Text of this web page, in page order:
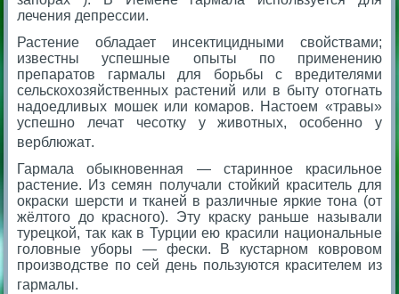
лечения депрессии.
Растение обладает инсектицидными свойствами;
известны успешные опыты по применению
препаратов гармалы для борьбы с вредителями
сельскохозяйственных растений или в быту отогнать
надоедливых мошек или комаров. Настоем «травы»
успешно лечат чесотку у животных, особенно у
верблюжат.
Гармала обыкновенная — старинное красильное
растение. Из семян получали стойкий краситель для
окраски шерсти и тканей в различные яркие тона (от
жёлтого до красного). Эту краску раньше называли
турецкой, так как в Турции ею красили национальные
головные уборы — фески. В кустарном ковровом
производстве по сей день пользуются красителем из
гармалы.